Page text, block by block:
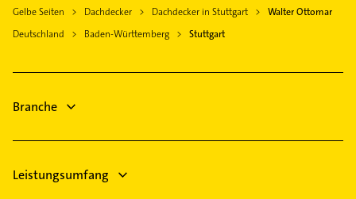
Zuffenhausen
Korntal-Münchingen
Ostfildern
Esslingen am Neckar
Gasinstallateur
Physikalische Therapie
Lüftungsanlagen
Heizungsbauer
Immobilien
Gelbe Seiten Dachdecker Dachdecker in Stuttgart
Walter Ottomar
Deutschland
Baden-Württemberg Stuttgart
Branche
Leistungsumfang